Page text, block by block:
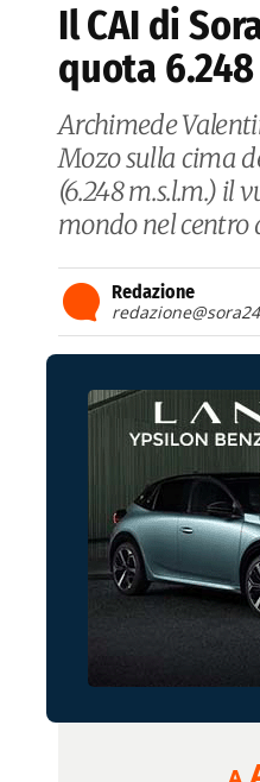
Il CAI di
quota
Archimede
Mozo sulla cima
(6.248 m.s.l.m.) il
mondo nel centro
Redazione